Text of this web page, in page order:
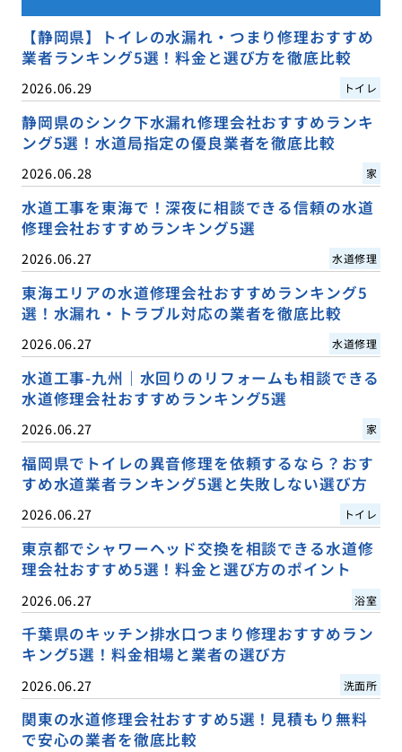
【静岡県】トイレの水漏れ・つまり修理おすすめ
業者ランキング5選！料金と選び方を徹底比較
2026.06.29 トイレ
静岡県のシンク下水漏れ修理会社おすすめランキ
ング5選！水道局指定の優良業者を徹底比較
2026.06.28 家
水道工事を東海で！深夜に相談できる信頼の水道
修理会社おすすめランキング5選
2026.06.27 水道修理
東海エリアの水道修理会社おすすめランキング5
選！水漏れ・トラブル対応の業者を徹底比較
2026.06.27 水道修理
水道工事-九州｜水回りのリフォームも相談できる
水道修理会社おすすめランキング5選
2026.06.27 家
福岡県でトイレの異音修理を依頼するなら？おす
すめ水道業者ランキング5選と失敗しない選び方
2026.06.27 トイレ
東京都でシャワーヘッド交換を相談できる水道修
理会社おすすめ5選！料金と選び方のポイント
2026.06.27 浴室
千葉県のキッチン排水口つまり修理おすすめラン
キング5選！料金相場と業者の選び方
2026.06.27 洗面所
関東の水道修理会社おすすめ5選！見積もり無料
で安心の業者を徹底比較